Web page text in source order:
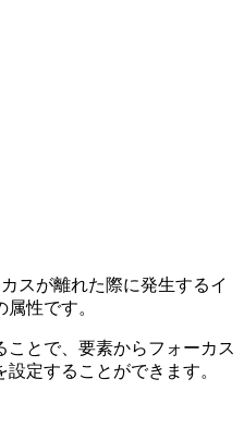
スが離れた際に発生するイ
性です。
ことで、要素からフォーカス
定することができます。